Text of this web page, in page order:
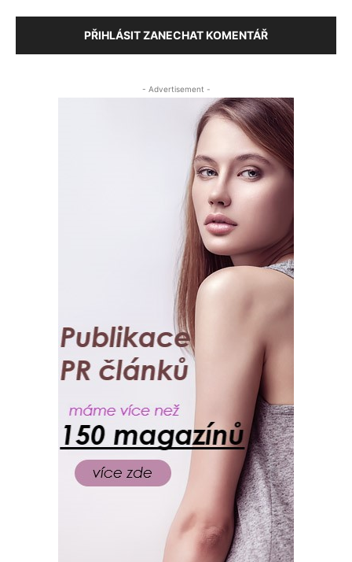
PŘIHLÁSIT ZANECHAT KOMENTÁŘ
- Advertisement -